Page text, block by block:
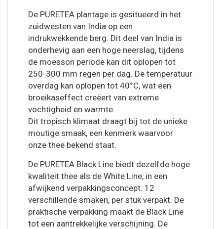
De PURETEA plantage is gesitueerd in het
zuidwesten van India op een
indrukwekkende berg. Dit deel van India is
onderhevig aan een hoge neerslag, tijdens
de moesson periode kan dit oplopen tot
250-300 mm regen per dag. De temperatuur
overdag kan oplopen tot 40°C, wat een
broeikaseffect creëert van extreme
vochtigheid en warmte.
Dit tropisch klimaat draagt bij tot de unieke
moutige smaak, een kenmerk waarvoor
onze thee bekend staat.
De PURETEA Black Line biedt dezelfde hoge
kwaliteit thee als de White Line, in een
afwijkend verpakkingsconcept. 12
verschillende smaken, per stuk verpakt. De
praktische verpakking maakt de Black Line
tot een aantrekkelijke verschijning. De